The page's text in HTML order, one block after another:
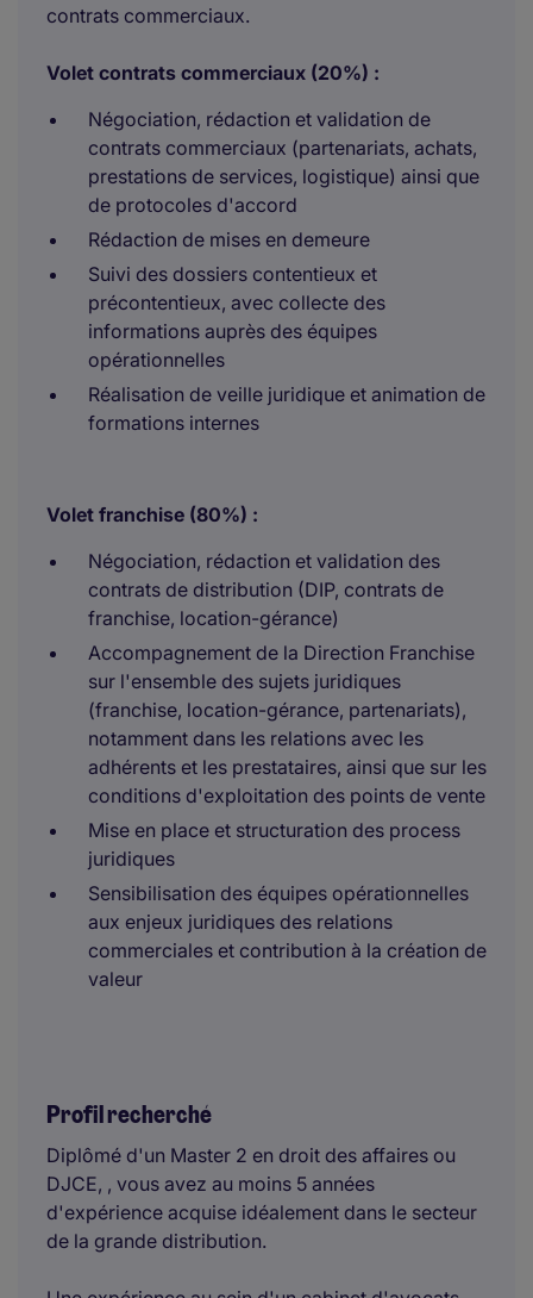
contrats commerciaux.
Volet contrats commerciaux (20%) :
Négociation, rédaction et validation de
contrats commerciaux (partenariats, achats,
prestations de services, logistique) ainsi que
de protocoles d'accord
Rédaction de mises en demeure
Suivi des dossiers contentieux et
précontentieux, avec collecte des
informations auprès des équipes
opérationnelles
Réalisation de veille juridique et animation de
formations internes
Volet franchise (80%) :
Négociation, rédaction et validation des
contrats de distribution (DIP, contrats de
franchise, location-gérance)
Accompagnement de la Direction Franchise
sur l'ensemble des sujets juridiques
(franchise, location-gérance, partenariats),
notamment dans les relations avec les
adhérents et les prestataires, ainsi que sur les
conditions d'exploitation des points de vente
Mise en place et structuration des process
juridiques
Sensibilisation des équipes opérationnelles
aux enjeux juridiques des relations
commerciales et contribution à la création de
valeur
Profil recherché
Diplômé d'un Master 2 en droit des affaires ou
DJCE, , vous avez au moins 5 années
d'expérience acquise idéalement dans le secteur
de la grande distribution.